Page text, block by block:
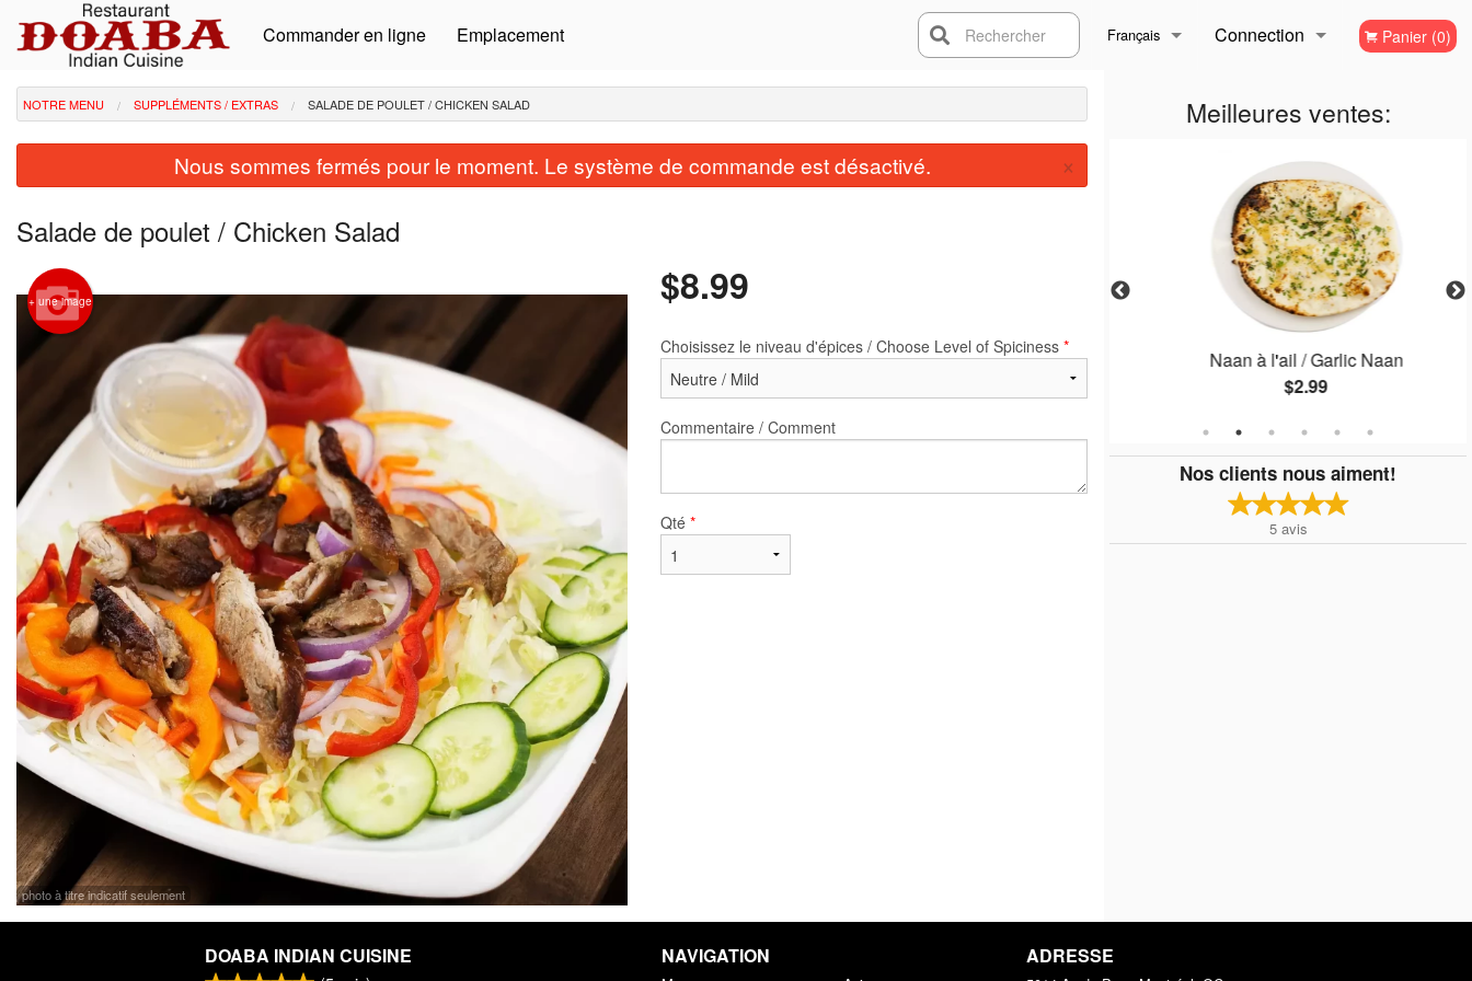
Commander en ligne Emplacement Français Connection
Inscription
Panier (0)
Rechercher
Meilleures ventes:
Poulet au beurre / Butter Chicken
$13.99
Naan ordinaire / Plain Naan
Naan à l'ail / Garlic Naan
$2.99
Nos clients nous aiment!
5 avis
NOTRE MENU SUPPLÉMENTS / EXTRAS SALADE DE POULET / CHICKEN SALAD
Nous sommes fermés pour le moment. Le système de commande est désactivé. ×
Salade de poulet / Chicken Salad
+ une image
photo à titre indicatif seulement
$8.99
Choisissez le niveau d'épices / Choose Level of Spiciness *
Commentaire / Comment
Qté *
DOABA INDIAN CUISINE NAVIGATION ADRESSE